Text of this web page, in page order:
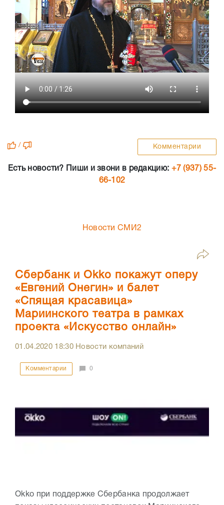
/ Комментарии
Есть новости? Пиши и звони в редакцию: +7 (937) 55-
66-102
Новости СМИ2
Сбербанк и Okko покажут оперу
«Евгений Онегин» и балет
«Спящая красавица»
Мариинского театра в рамках
проекта «Искусство онлайн»
01.04.2020 18:30Новости компаний
Комментарии 0
Okko при поддержке Сбербанка продолжает